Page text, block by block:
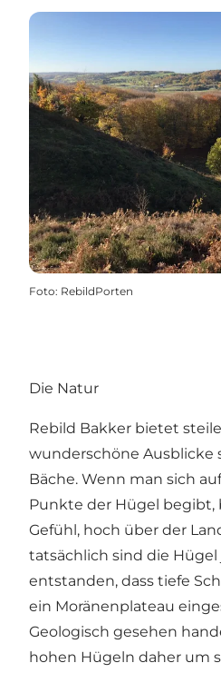
Foto: RebildPorten
Die Natur
Rebild Bakker bietet
wunderschöne Ausblicke
Bäche. Wenn man sich
Punkte der Hügel
Gefühl, hoch über der
tatsächlich sind die
entstanden, dass tiefe
ein Moränenplateau
Geologisch gesehen
hohen Hügeln daher um